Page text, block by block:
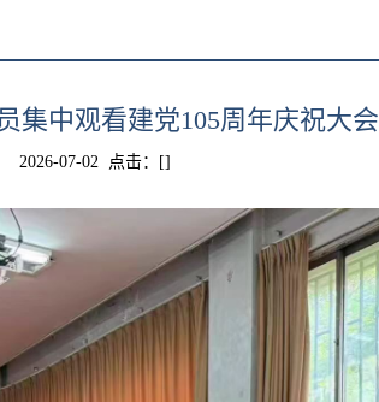
集中观看建党105周年庆祝大会
2026-07-02 点击：[]